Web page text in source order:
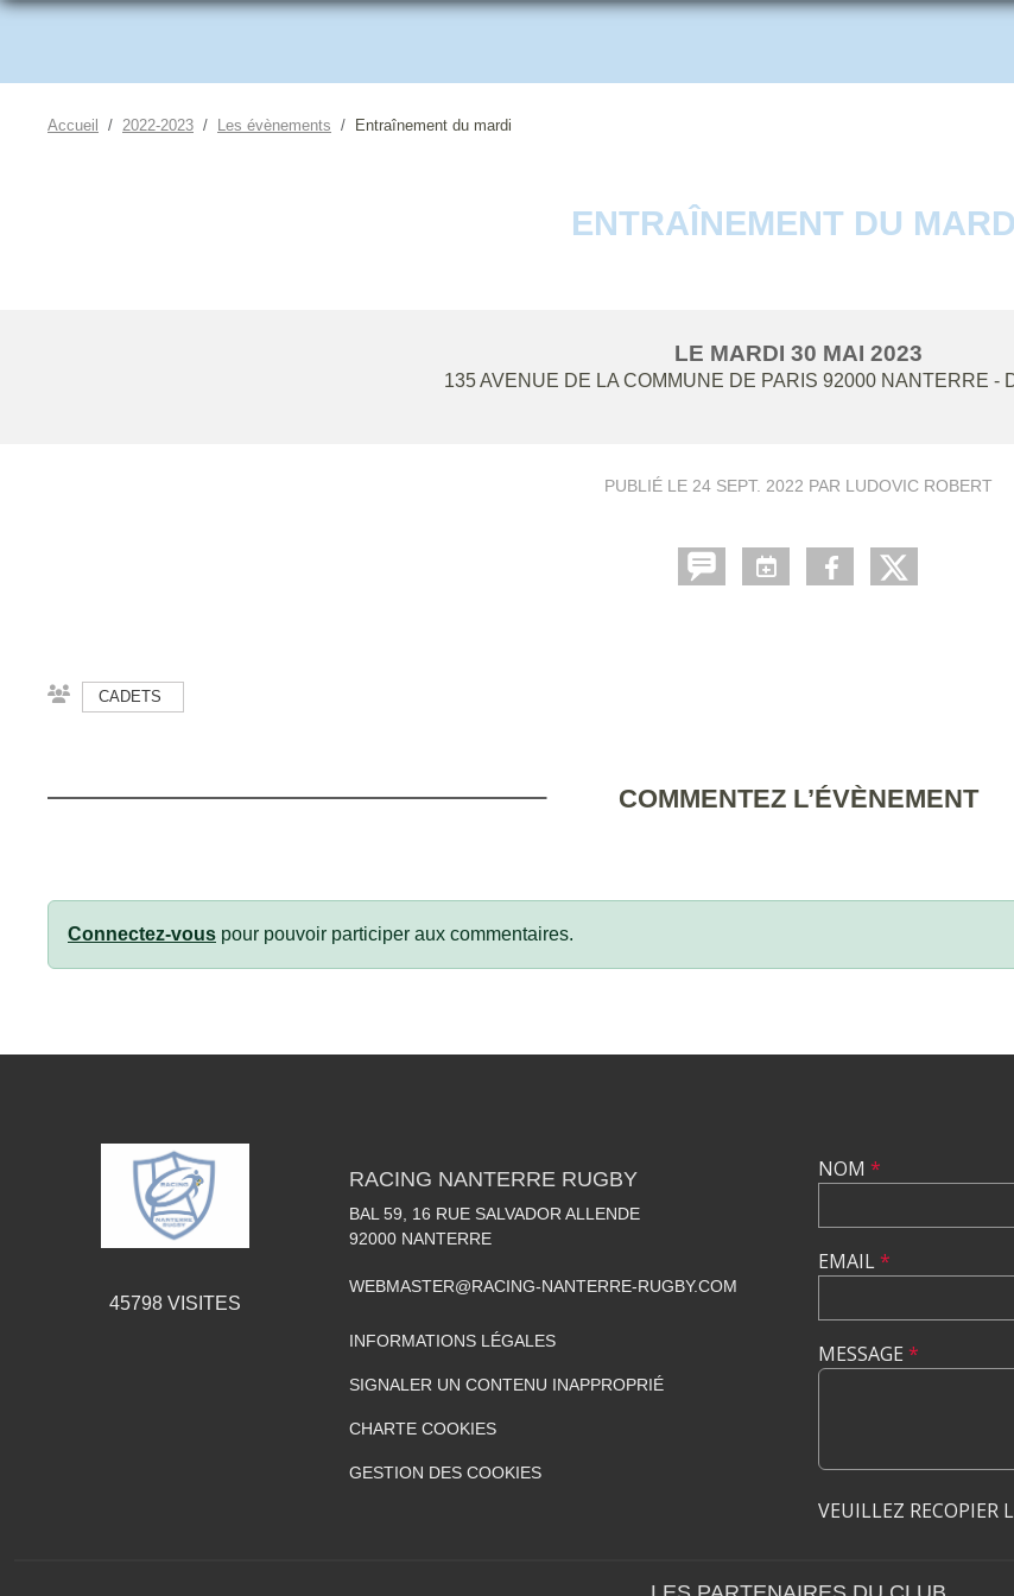
Accueil 2022-2023 Les évènements Entraînement du mardi
ENTRAÎNEMENT DU
LE MARDI 30 MAI 2023
135 AVENUE DE LA COMMUNE DE PARIS 92000 NANTERRE -
PUBLIÉ LE 24 SEPT. 2022 PAR LUDOVIC ROBERT
CADETS
COMMENTEZ L’ÉVÈNEMENT
Connectez-vous pour pouvoir participer aux commentaires.
45798VISITES
RACING NANTERRE RUGBY
BAL 59, 16 RUE SALVADOR ALLENDE
92000 NANTERRE
WEBMASTER@RACING-NANTERRE-RUGBY.COM
INFORMATIONS LÉGALES
SIGNALER UN CONTENU INAPPROPRIÉ
CHARTE COOKIES
GESTION DES COOKIES
NOM *
EMAIL*
MESSAGE *
VEUILLEZ RECOPIER